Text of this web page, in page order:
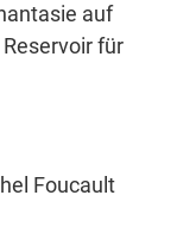
auf
für
Foucault